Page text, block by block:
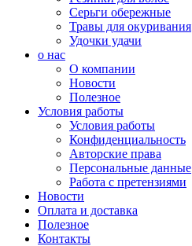
Серьги обережные
Травы для окуривания
Удочки удачи
о нас
О компании
Новости
Полезное
Условия работы
Условия работы
Конфиденциальность
Авторские права
Персональные данные
Работа с претензиями
Новости
Оплата и доставка
Полезное
Контакты